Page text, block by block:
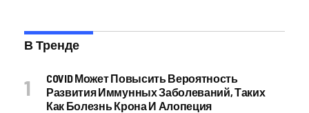
В Тренде
COVID Может Повысить Вероятность
Развития Иммунных Заболеваний, Таких
Как Болезнь Крона И Алопеция